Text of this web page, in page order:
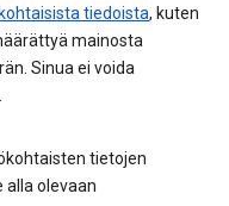
tiedoista, kuten
mainosta
Sinua ei voida
tietojen
alla olevaan